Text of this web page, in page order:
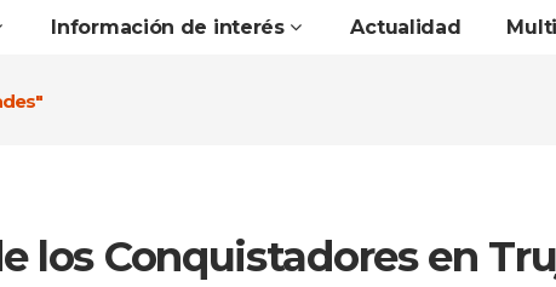
Información de interés Actualidad
los Conquistadores en